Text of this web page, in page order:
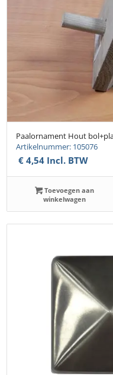
Paalornament Hout
Artikelnummer: 105076
€ 4,54 Incl. BTW
Toevoegen aan
winkelwagen